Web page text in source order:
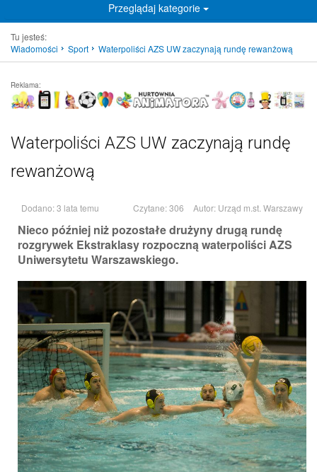
Przeglądaj kategorie
Tu jesteś:
Wiadomości
Sport Waterpoliści AZS UW zaczynają rundę rewanżową
Reklama:
Waterpoliści AZS UW zaczynają rundę
rewanżową
Dodano: 3 lata temu Czytane: 306 Autor: Urząd m.st. Warszawy
Nieco później niż pozostałe drużyny drugą rundę
rozgrywek Ekstraklasy rozpoczną waterpoliści AZS
Uniwersytetu Warszawskiego.